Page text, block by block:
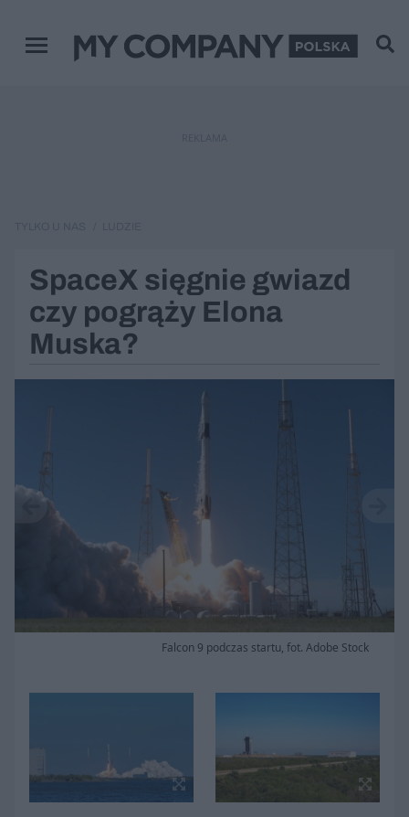
Menu główne
SpaceX sięgnie gwiazd
czy pogrąży Elona
Muska?
Falcon 9 podczas startu, fot. Adobe Stock
Zamknij